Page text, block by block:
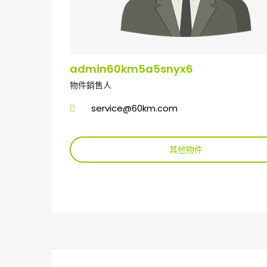
admin60km5a5snyx6
物件銷售人
service@60km.com
其他物件